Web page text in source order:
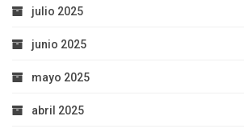
julio 2025
junio 2025
mayo 2025
abril 2025